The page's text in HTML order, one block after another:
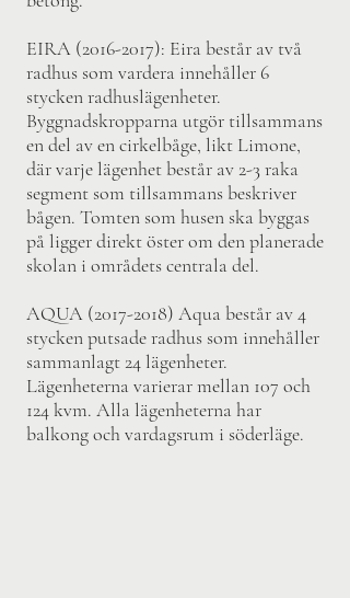
EIRA (2016-2017): Eira består av två
radhus som vardera innehåller 6
stycken radhuslägenheter.
Byggnadskropparna utgör tillsammans
en del av en cirkelbåge, likt Limone,
där varje lägenhet består av 2-3 raka
segment som tillsammans beskriver
bågen. Tomten som husen ska byggas
på ligger direkt öster om den planerade
skolan i områdets centrala del.
AQUA (2017-2018) Aqua består av 4
stycken putsade radhus som innehåller
sammanlagt 24 lägenheter.
Lägenheterna varierar mellan 107 och
124 kvm. Alla lägenheterna har
balkong och vardagsrum i söderläge.